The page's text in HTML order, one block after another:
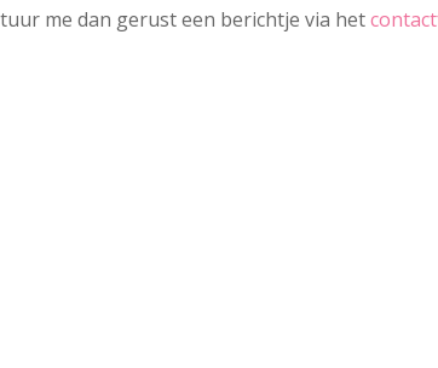
me dan gerust een berichtje via het